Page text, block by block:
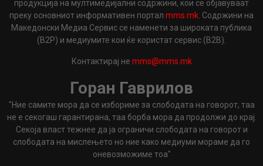
продукција на мултимедијални содржини, кои се објавуваат
преку основниот информативен портал mms.mk . Содржини на
Македонски Медиа Сервис се наменети за широката публика
(B2P) и медиумите кои ќе користат сервис (B2B).
Контактирај не mms@mms.mk
Горан Гаврилов
"Ние самите мора да се избориме за слободата на говорот, таа
не е секогаш гарантирана, таа борба мора да продолжи до крај.
Секоја власт тежнее да ја ограничи слободата на говорот и
слободата на мислењето но ние како медиуми мораме да го
оневозможиме тоа"